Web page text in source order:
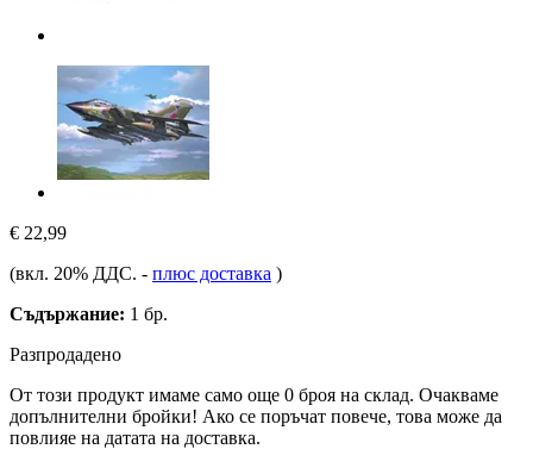
€ 22,99
(вкл. 20% ДДС. - плюс доставка )
Съдържание: 1 бр.
Разпродадено
От този продукт имаме само още 0 броя на склад. Очакваме
допълнителни бройки! Ако се поръчат повече, това може да
повлияе на датата на доставка.